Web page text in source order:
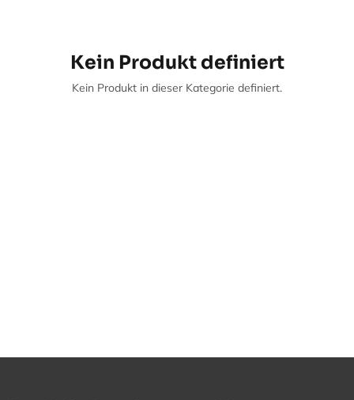
Kein Produkt definiert
Kein Produkt in dieser Kategorie definiert.